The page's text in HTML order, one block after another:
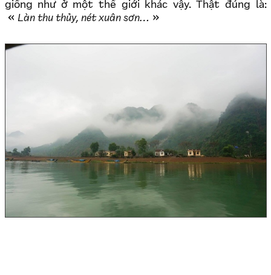
giống như ở một thế giới khác vậy. Thật đúng là:
Làn thu thủy, nét xuân sơn…